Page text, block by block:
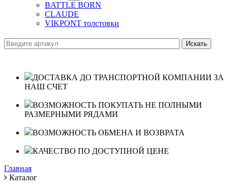
BATTLE BORN
CLAUDE
VIKPONT толстовки
ДОСТАВКА ДО ТРАНСПОРТНОЙ КОМПАНИИ ЗА
НАШ СЧЕТ
ВОЗМОЖНОСТЬ ПОКУПАТЬ НЕ ПОЛНЫМИ
РАЗМЕРНЫМИ РЯДАМИ
ВОЗМОЖНОСТЬ ОБМЕНА И ВОЗВРАТА
КАЧЕСТВО ПО ДОСТУПНОЙ ЦЕНЕ
Главная
Каталог